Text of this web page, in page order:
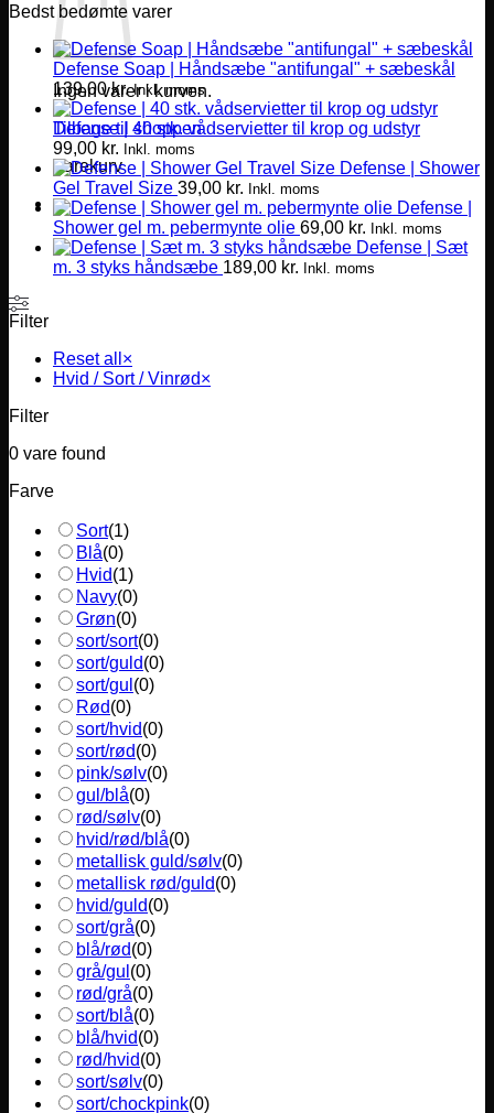
Ingen varer i kurven.
Tilbage til shoppen
Varekurv
Bedst bedømte varer
Defense Soap | Håndsæbe "antifungal" + sæbeskål
139,00kr. Inkl. moms
Defense | 40 stk. vådservietter til krop og udstyr
99,00 kr. Inkl. moms
Defense | Shower
Gel Travel Size 39,00 kr. Inkl. moms
Defense |
Shower gel m. pebermynte olie 69,00 kr. Inkl. moms
Defense | Sæt
m. 3 styks håndsæbe 189,00 kr. Inkl. moms
Filter
Reset all ×
Hvid / Sort / Vinrød×
Filter
0 vare found
Farve
Sort(1)
Blå(0)
Hvid(1)
Navy(0)
Grøn(0)
sort/sort(0)
sort/guld(0)
sort/gul (0)
Rød(0)
sort/hvid(0)
sort/rød(0)
pink/sølv(0)
gul/blå(0)
rød/sølv(0)
hvid/rød/blå(0)
metallisk guld/sølv(0)
metallisk rød/guld(0)
hvid/guld(0)
sort/grå(0)
blå/rød(0)
grå/gul (0)
rød/grå(0)
sort/blå(0)
blå/hvid(0)
rød/hvid(0)
sort/sølv(0)
sort/chockpink(0)